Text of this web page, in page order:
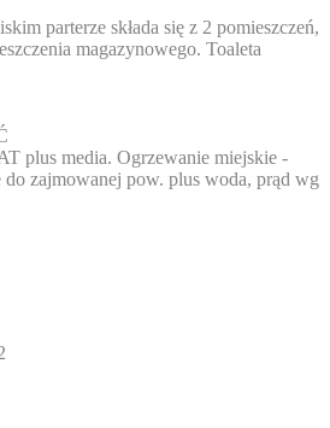
parterze składa się z 2 pomieszczeń,
magazynowego. Toaleta
plus media. Ogrzewanie miejskie -
zajmowanej pow. plus woda, prąd wg